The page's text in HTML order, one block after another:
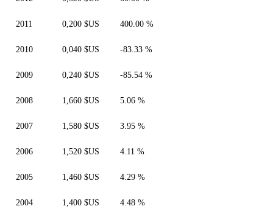
2011 0,200 $US 400.00 %
2010 0,040 $US -83.33 %
2009 0,240 $US -85.54 %
2008 1,660 $US 5.06 %
2007 1,580 $US 3.95 %
2006 1,520 $US 4.11 %
2005 1,460 $US 4.29 %
2004 1,400 $US 4.48 %